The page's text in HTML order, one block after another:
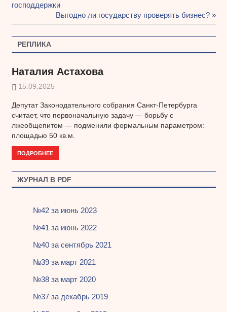
Навигация
по
записям
запись:
господдержки
Следующая
запись:
Выгодно ли государству проверять бизнес?
РЕПЛИКА
Наталия Астахова
15.09.2025
Депутат Законодательного собрания Санкт-Петербурга
считает, что первоначальную задачу — борьбу с
лжеобщепитом — подменили формальным параметром:
площадью 50 кв.м.
ПОДРОБНЕЕ
ЖУРНАЛ В PDF
№42 за июнь 2023
№41 за июнь 2022
№40 за сентябрь 2021
№39 за март 2021
№38 за март 2020
№37 за декабрь 2019